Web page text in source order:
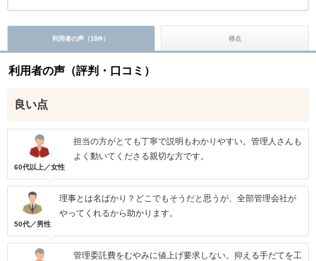
利用者の声（18件） 得点
利用者の声（評判・口コミ）
良い点
60代以上／女性
担当の方がとても丁寧で説明もわかりやすい。管理人さんも
よく動いてくださる親切な方です。
50代／男性
理事とは名ばかり？どこでもそうだと思うが、全部管理会社が
やってくれるから助かります。
管理委託費をむやみに値上げ要求しない。抑える手だてを工